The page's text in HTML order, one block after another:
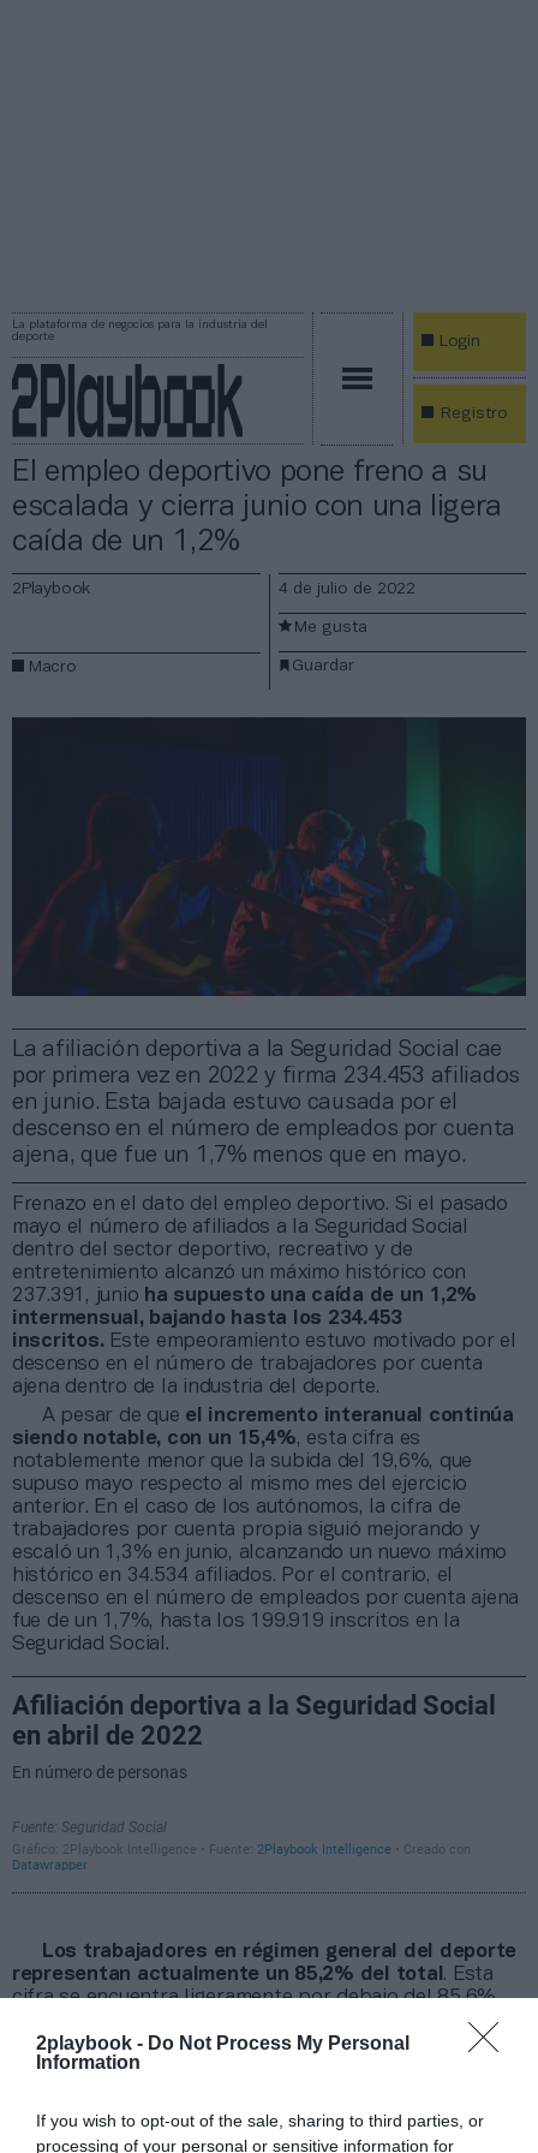
2playbook - Do Not Process My Personal
Information
If you wish to opt-out of the sale, sharing to third parties, or
processing of your personal or sensitive information for
La plataforma de negocios para la industria del
deporte
Login
Registro
El empleo deportivo pone freno a su
escalada y cierra junio con una ligera
caída de un 1,2%
La afiliación deportiva a la Seguridad Social cae
por primera vez en 2022 y firma 234.453 afiliados
en junio. Esta bajada estuvo causada por el
descenso en el número de empleados por cuenta
ajena, que fue un 1,7% menos que en mayo.
2Playbook
Macro
4 de julio de 2022
Guardar
Me gusta
Frenazo en el dato del empleo deportivo. Si el pasado
mayo el número de afiliados a la Seguridad Social
dentro del sector deportivo, recreativo y de
entretenimiento alcanzó un máximo histórico con
237.391, junio ha supuesto una caída de un 1,2%
intermensual, bajando hasta los 234.453
inscritos. Este empeoramiento estuvo motivado por el
descenso en el número de trabajadores por cuenta
ajena dentro de la industria del deporte.
A pesar de que el incremento interanual continúa
siendo notable, con un 15,4%, esta cifra es
notablemente menor que la subida del 19,6%, que
supuso mayo respecto al mismo mes del ejercicio
anterior. En el caso de los autónomos, la cifra de
trabajadores por cuenta propia siguió mejorando y
escaló un 1,3% en junio, alcanzando un nuevo máximo
histórico en 34.534 afiliados. Por el contrario, el
descenso en el número de empleados por cuenta ajena
fue de un 1,7%, hasta los 199.919 inscritos en la
Seguridad Social.
Los trabajadores en régimen general del deporte
representan actualmente un 85,2% del total . Esta
cifra se encuentra ligeramente por debajo del 85,6%
consecuencia de la escalada en el número de
autónomos y la caída en los trabajadores por cuenta
contabilizan a los empleados que se encuentren en un
Expediente de Regulación Temporal del Empleo (Erte).